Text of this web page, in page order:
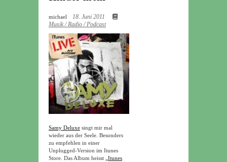
michael
18. Juni 2011
Musik / Radio / Podcast
Samy Deluxe singt mir mal
wieder aus der Seele. Besonders
zu empfehlen in einer
Unplugged-Version im Itunes
Store. Das Album heisst
„Itunes